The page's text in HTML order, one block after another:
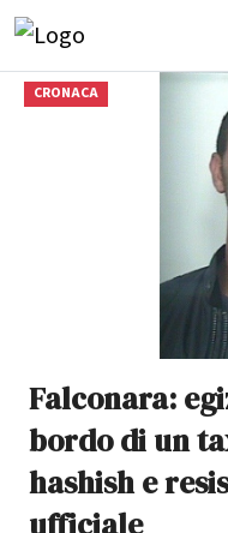
CRONACA
Falconara:
bordo di un
hashish e
ufficiale